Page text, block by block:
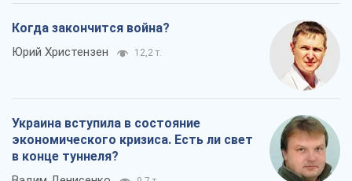
Когда закончится война?
Юрий Христензен 12,2 т.
Украина вступила в состояние
экономического кризиса. Есть ли свет
в конце туннеля?